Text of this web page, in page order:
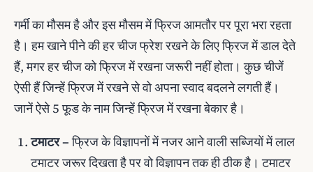
गर्मी का मौसम है और इस मौसम में फ्रिज आमतौर पर पूरा भरा रहता
है। हम खाने पीने की हर चीज फ्रेश रखने के लिए फ्रिज में डाल देते
हैं, मगर हर चीज को फ्रिज में रखना जरूरी नहीं होता। कुछ चीजें
ऐसी हैं जिन्‍हें फ्रिज में रखने से वो अपना स्‍वाद बदलने लगती हैं।
जानें ऐसे 5 फूड के नाम जिन्‍हें फ्रिज में रखना बेकार है।
टमाटर –फ्रिज के विज्ञापनों में नजर आने वाली सब्‍जियों में लाल
टमाटर जरूर दिखता है पर वो विज्ञापन तक ही ठीक है। टमाटर